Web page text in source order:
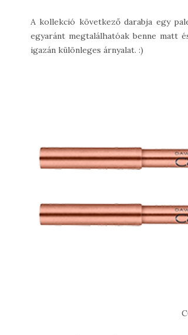
A kollekció következő darabja egy
egyaránt megtalálhatóak benne matt
igazán különleges árnyalat. :)